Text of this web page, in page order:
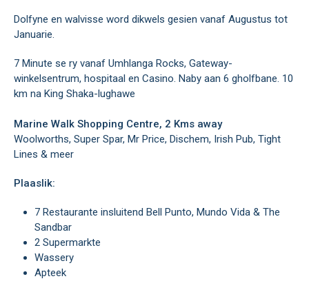
Dolfyne en walvisse word dikwels gesien vanaf Augustus tot
Januarie.
7 Minute se ry vanaf Umhlanga Rocks, Gateway-
winkelsentrum, hospitaal en Casino. Naby aan 6 gholfbane. 10
km na King Shaka-lughawe
Marine Walk Shopping Centre, 2 Kms away
Woolworths, Super Spar, Mr Price, Dischem, Irish Pub, Tight
Lines & meer
Plaaslik:
7 Restaurante insluitend Bell Punto, Mundo Vida & The
Sandbar
2 Supermarkte
Wassery
Apteek